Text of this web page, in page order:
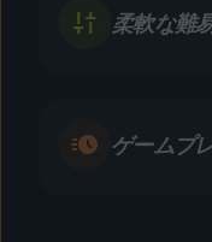
柔軟な難
ゲームプ